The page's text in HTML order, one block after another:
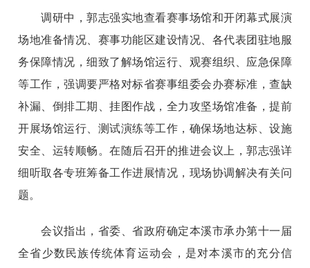
调研中，郭志强实地查看赛事场馆和开闭幕式展演
场地准备情况、赛事功能区建设情况、各代表团驻地服
务保障情况，细致了解场馆运行、观赛组织、应急保障
等工作，强调要严格对标省赛事组委会办赛标准，查缺
补漏、倒排工期、挂图作战，全力攻坚场馆准备，提前
开展场馆运行、测试演练等工作，确保场地达标、设施
安全、运转顺畅。在随后召开的推进会议上，郭志强详
细听取各专班筹备工作进展情况，现场协调解决有关问
题。
会议指出，省委、省政府确定本溪市承办第十一届
全省少数民族传统体育运动会，是对本溪市的充分信